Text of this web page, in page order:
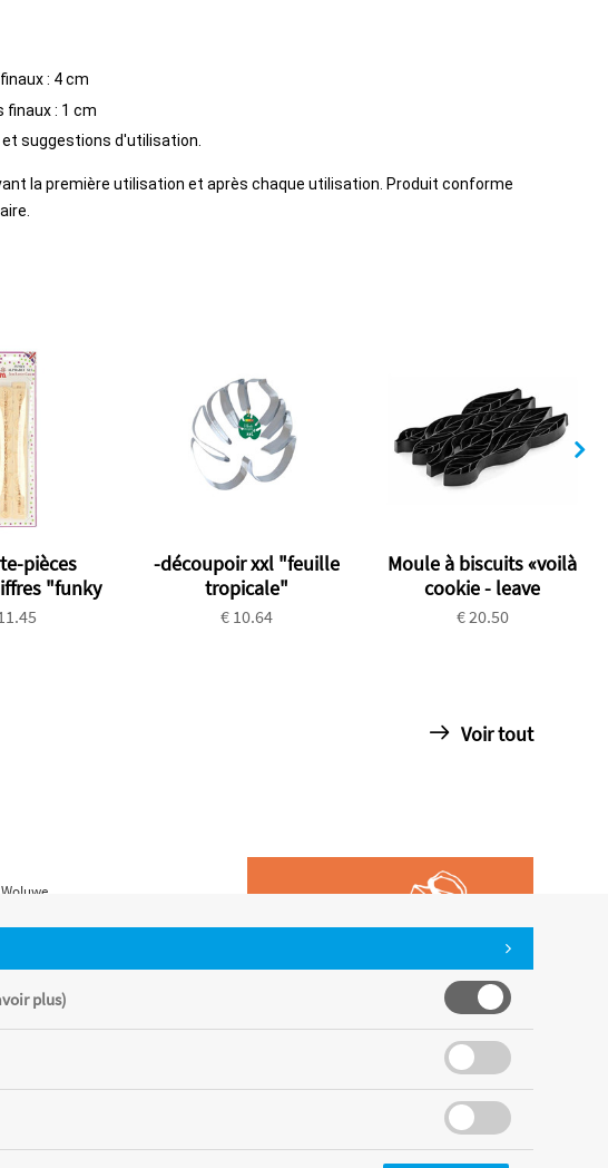
: 4 cm
finaux : 1 cm
suggestions d'utilisation.
la première utilisation et après chaque utilisation. Produit conforme
pièces
"funky
-découpoir xxl "feuille
tropicale"
€ 10.64
Moule à biscuits «voilà
cookie - leave
€ 20.50
Voir tout
plus)